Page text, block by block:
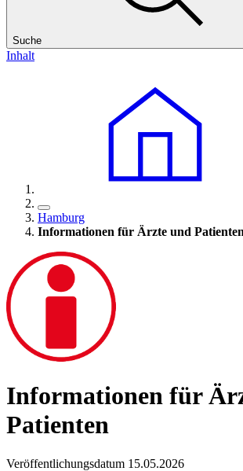
Suche
Inhalt
Hamburg
Informationen für Ärzte und Patienten
Informationen für
Patienten
Veröffentlichungsdatum 15.05.2026